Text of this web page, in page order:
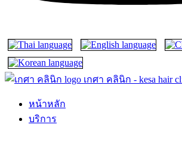
เกศา คลินิก – kesa hair clinic
kesa hair ปลูกผม ปลูกคิ้ว รักษาผมร่วง ผมบาง
หน้าหลัก
บริการ